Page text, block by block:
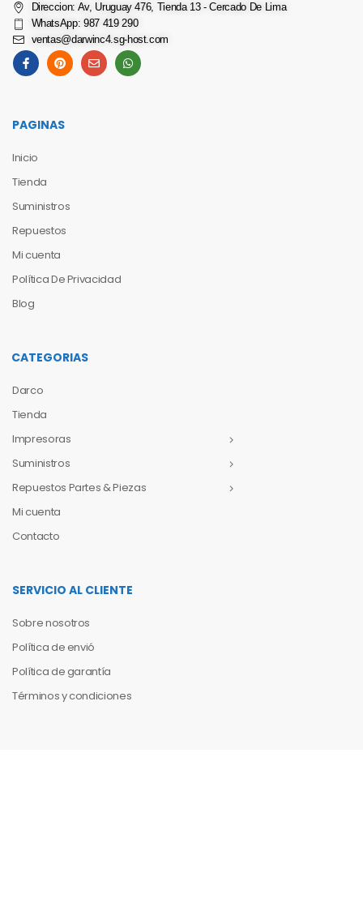
Direccion: Av, Uruguay 476, Tienda 13 - Cercado De Lima
WhatsApp: 987 419 290
ventas@darwinc4.sg-host.com
PAGINAS
Inicio
Tienda
Suministros
Repuestos
Mi cuenta
Política De Privacidad
Blog
CATEGORIAS
Darco
Tienda
Impresoras
Suministros
Repuestos Partes & Piezas
Mi cuenta
Contacto
SERVICIO AL CLIENTE
Sobre nosotros
Política de envió
Política de garantía
Términos y condiciones